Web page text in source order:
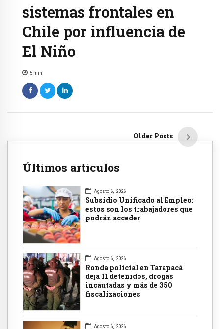
sistemas frontales en
Chile por influencia de
El Niño
5 min
Older Posts
Últimos artículos
Agosto 6, 2026
Subsidio Unificado al Empleo:
estos son los trabajadores que
podrán acceder
Agosto 6, 2026
Ronda policial en Tarapacá
deja 11 detenidos, drogas
incautadas y más de 350
fiscalizaciones
Agosto 6, 2026